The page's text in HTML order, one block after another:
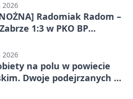
Radomiak Radom –
1:3 w PKO BP
gospodarzy
na polu w powiecie
Dwoje podejrzanych w